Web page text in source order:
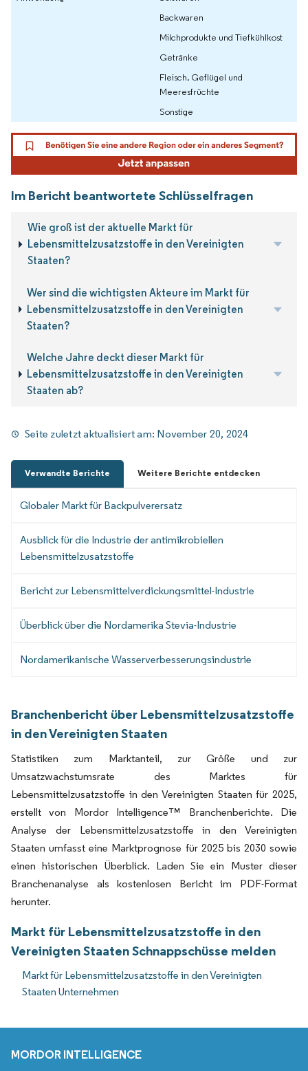
Backwaren
Milchprodukte und Tiefkühlkost
Getränke
Fleisch, Geflügel und
Meeresfrüchte
Sonstige
Im Bericht beantwortete Schlüsselfragen
Wie groß ist der aktuelle Markt für
Lebensmittelzusatzstoffe in den Vereinigten
Staaten?
Wer sind die wichtigsten Akteure im Markt für
Lebensmittelzusatzstoffe in den Vereinigten
Staaten?
Welche Jahre deckt dieser Markt für
Lebensmittelzusatzstoffe in den Vereinigten
Staaten ab?
Seite zuletzt aktualisiert am: November 20, 2024
Verwandte Berichte Weitere Berichte entdecken
Globaler Markt für Backpulverersatz
Ausblick für die Industrie der antimikrobiellen
Lebensmittelzusatzstoffe
Bericht zur Lebensmittelverdickungsmittel-Industrie
Überblick über die Nordamerika Stevia-Industrie
Nordamerikanische Wasserverbesserungsindustrie
Branchenbericht über Lebensmittelzusatzstoffe
in den Vereinigten Staaten
Statistiken zum Marktanteil, zur Größe und zur
Umsatzwachstumsrate des Marktes für
Lebensmittelzusatzstoffe in den Vereinigten Staaten für 2025,
erstellt von Mordor Intelligence™ Branchenberichte. Die
Analyse der Lebensmittelzusatzstoffe in den Vereinigten
Staaten umfasst eine Marktprognose für 2025 bis 2030 sowie
einen historischen Überblick. Laden Sie ein Muster dieser
Branchenanalyse als kostenlosen Bericht im PDF-Format
herunter.
Markt für Lebensmittelzusatzstoffe in den
Vereinigten Staaten Schnappschüsse melden
Markt für Lebensmittelzusatzstoffe in den Vereinigten
Staaten Unternehmen
MORDOR INTELLIGENCE